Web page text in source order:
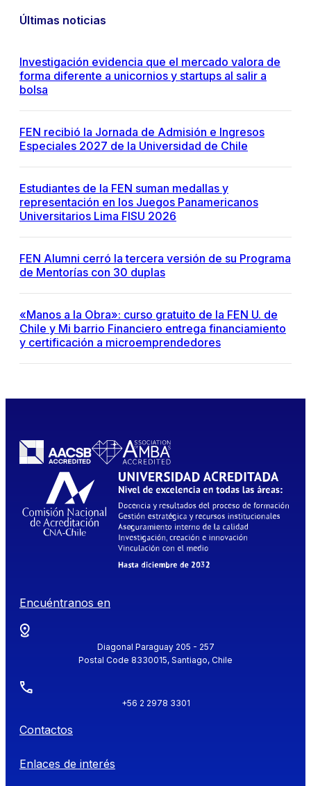
Últimas noticias
Investigación evidencia que el mercado valora de
forma diferente a unicornios y startups al salir a
bolsa
FEN recibió la Jornada de Admisión e Ingresos
Especiales 2027 de la Universidad de Chile
Estudiantes de la FEN suman medallas y
representación en los Juegos Panamericanos
Universitarios Lima FISU 2026
FEN Alumni cerró la tercera versión de su Programa
de Mentorías con 30 duplas
«Manos a la Obra»: curso gratuito de la FEN U. de
Chile y Mi barrio Financiero entrega financiamiento
y certificación a microemprendedores
Encuéntranos en
Diagonal Paraguay 205 - 257
Postal Code 8330015, Santiago, Chile
+56 2 2978 3301
Contactos
Enlaces de interés